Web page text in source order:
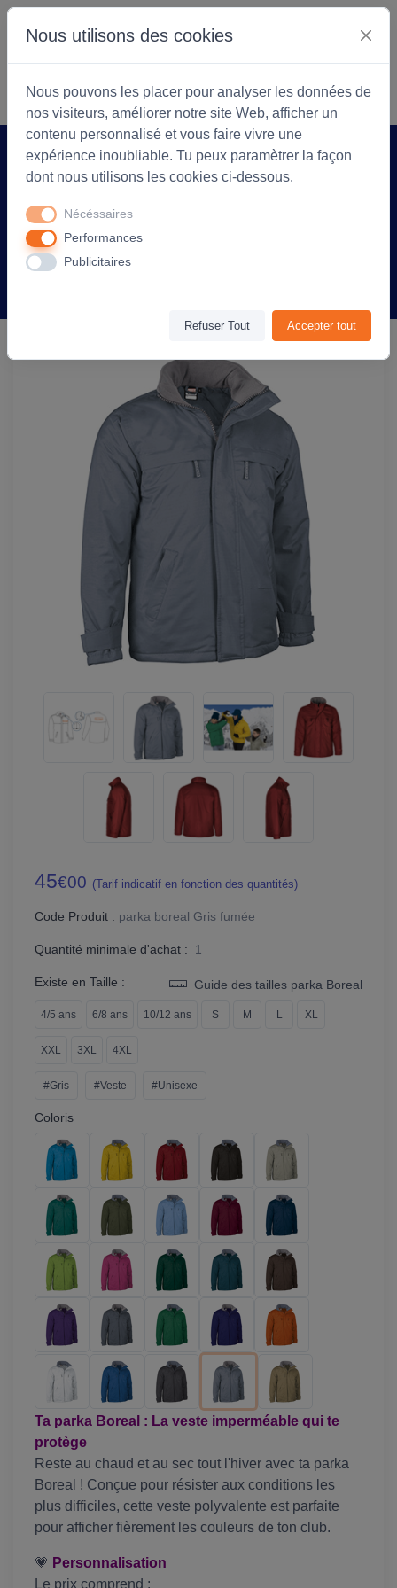
S'identifier Commencer
Accueil Arlea Textiles Produit
personnalisable - Gris Clair
45€00 (Tarif indicatif en fonction des quantités)
Code Produit : parka boreal Gris fumée
Quantité minimale d'achat : 1
Existe en Taille : Guide des tailles parka Boreal
4/5 ans 6/8 ans 10/12 ans S M L XL
XXL 3XL 4XL
#Gris #Veste #Unisexe
Coloris
Ta parka Boreal : La veste imperméable qui te
protège
Reste au chaud et au sec tout l'hiver avec ta parka
Boreal ! Conçue pour résister aux conditions les
plus difficiles, cette veste polyvalente est parfaite
pour afficher fièrement les couleurs de ton club.
💗 Personnalisation
Le prix comprend :
Nous utilisons des cookies
Nous pouvons les placer pour analyser les données de
nos visiteurs, améliorer notre site Web, afficher un
contenu personnalisé et vous faire vivre une
expérience inoubliable. Tu peux paramètrer la façon
dont nous utilisons les cookies ci-dessous.
Nécéssaires
Performances
Publicitaires
Refuser Tout Accepter tout